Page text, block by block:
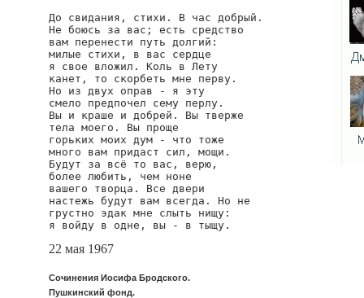
До свидания, стихи. В час добрый.
Не боюсь за вас; есть средство
вам перенести путь долгий:
милые стихи, в вас сердце
я свое вложил. Коль в Лету
канет, то скорбеть мне перву.
Но из двух оправ - я эту
смело предпочел сему перлу.
Вы и краше и добрей. Вы тверже
тела моего. Вы проще
горьких моих дум - что тоже
много вам придаст сил, мощи.
Будут за всё то вас, верю,
более любить, чем ноне
вашего творца. Все двери
настежь будут вам всегда. Но не
грустно эдак мне слыть нищу:
я войду в одне, вы - в тыщу.
22 мая 1967
Сочинения Иосифа Бродского.
Пушкинский фонд.